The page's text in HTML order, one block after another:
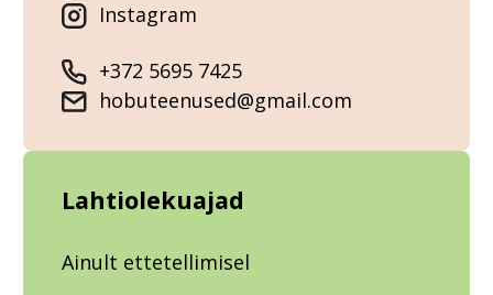
Instagram
+372 5695 7425
hobuteenused@gmail.com
Lahtiolekuajad
Ainult ettetellimisel